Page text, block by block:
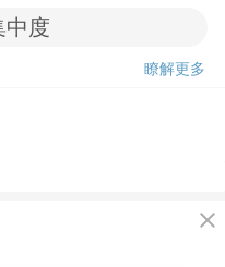
瞭解更多
close